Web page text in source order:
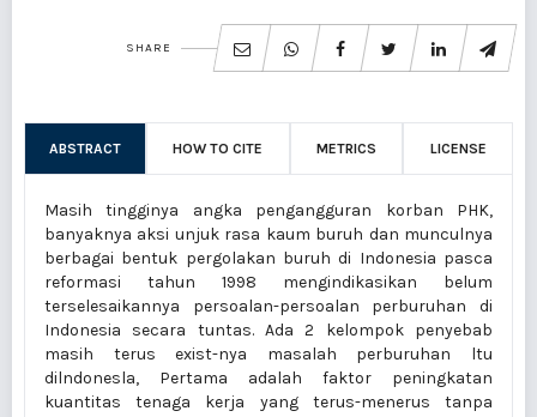
SHARE
ABSTRACT HOW TO CITE METRICS LICENSE
Masih tingginya angka pengangguran korban PHK,
banyaknya aksi unjuk rasa kaum buruh dan munculnya
berbagai bentuk pergolakan buruh di Indonesia pasca
reformasi tahun 1998 mengindikasikan belum
terselesaikannya persoalan-persoalan perburuhan di
Indonesia secara tuntas. Ada 2 kelompok penyebab
masih terus exist-nya masalah perburuhan ltu
dilndonesla, Pertama adalah faktor peningkatan
kuantitas tenaga kerja yang terus-menerus tanpa